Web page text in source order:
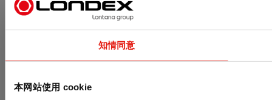
知情同意
本网站使用 cookie